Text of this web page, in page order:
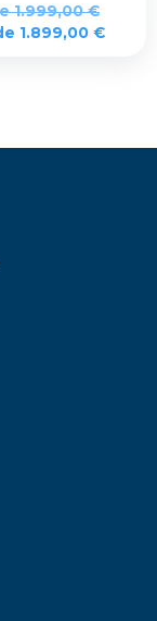
1.999,00€
1.899,00 €